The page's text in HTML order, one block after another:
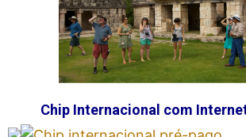
Chip Internacional com